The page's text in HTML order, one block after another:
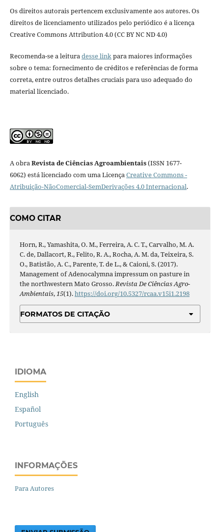
Os direitos autorais pertencem exclusivamente aos autores. Os
direitos de licenciamento utilizados pelo periódico é a licença
Creative Commons Attribution 4.0 (CC BY NC ND 4.0)
Recomenda-se a leituradesse linkpara maiores informações
sobre o tema: fornecimento de créditos e referências de forma
correta, entre outros detalhes cruciais para uso adequado do
material licenciado.
A obraRevista de Ciências Agroambientais(ISSN 1677-
6062) está licenciado com uma LicençaCreative Commons -
Atribuição-NãoComercial-SemDerivações 4.0 Internacional.
COMO CITAR
Horn, R., Yamashita, O. M., Ferreira, A. C. T., Carvalho, M. A.
C. de, Dallacort, R., Felito, R. A., Rocha, A. M. da, Teixeira, S.
O., Batistão, A. C., Parente, T. de L., & Caioni, S. (2017).
Management of Adenocalymna impressum on pasture in
the northwestern Mato Grosso.Revista De Ciências Agro-
Ambientais,15(1).https://doi.org/10.5327/rcaa.v15i1.2198
FORMATOS DE CITAÇÃO
IDIOMA
English
Español
Português
INFORMAÇÕES
Para Autores